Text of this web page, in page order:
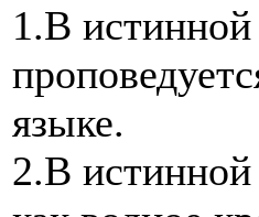
1.В истинной
языке.
2.В истинной